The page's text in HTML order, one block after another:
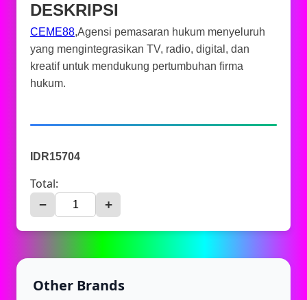
DESKRIPSI
CEME88,Agensi pemasaran hukum menyeluruh
yang mengintegrasikan TV, radio, digital, dan
kreatif untuk mendukung pertumbuhan firma
hukum.
IDR15704
Total:
− +
Other Brands